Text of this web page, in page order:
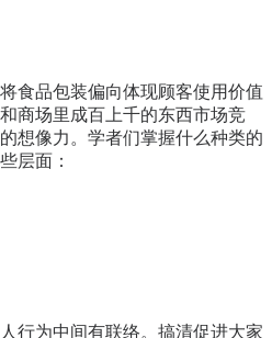
食品包装偏向体现顾客使用价值
商场里成百上千的东西市场竞
想像力。学者们掌握什么种类的
层面：
行为中间有联络。搞清促进大家